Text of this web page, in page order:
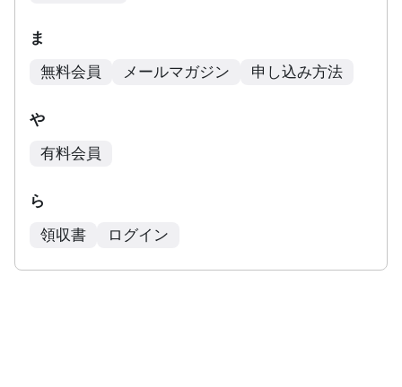
ま
無料会員
メールマガジン 申し込み方法
や
有料会員
ら
領収書
ログイン